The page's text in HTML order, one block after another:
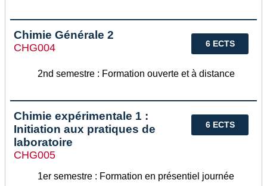
6 ECTS
Chimie Générale 2
CHG004
2nd semestre : Formation ouverte et à distance
6 ECTS
Chimie expérimentale 1 :
Initiation aux pratiques de
laboratoire
CHG005
1er semestre : Formation en présentiel journée